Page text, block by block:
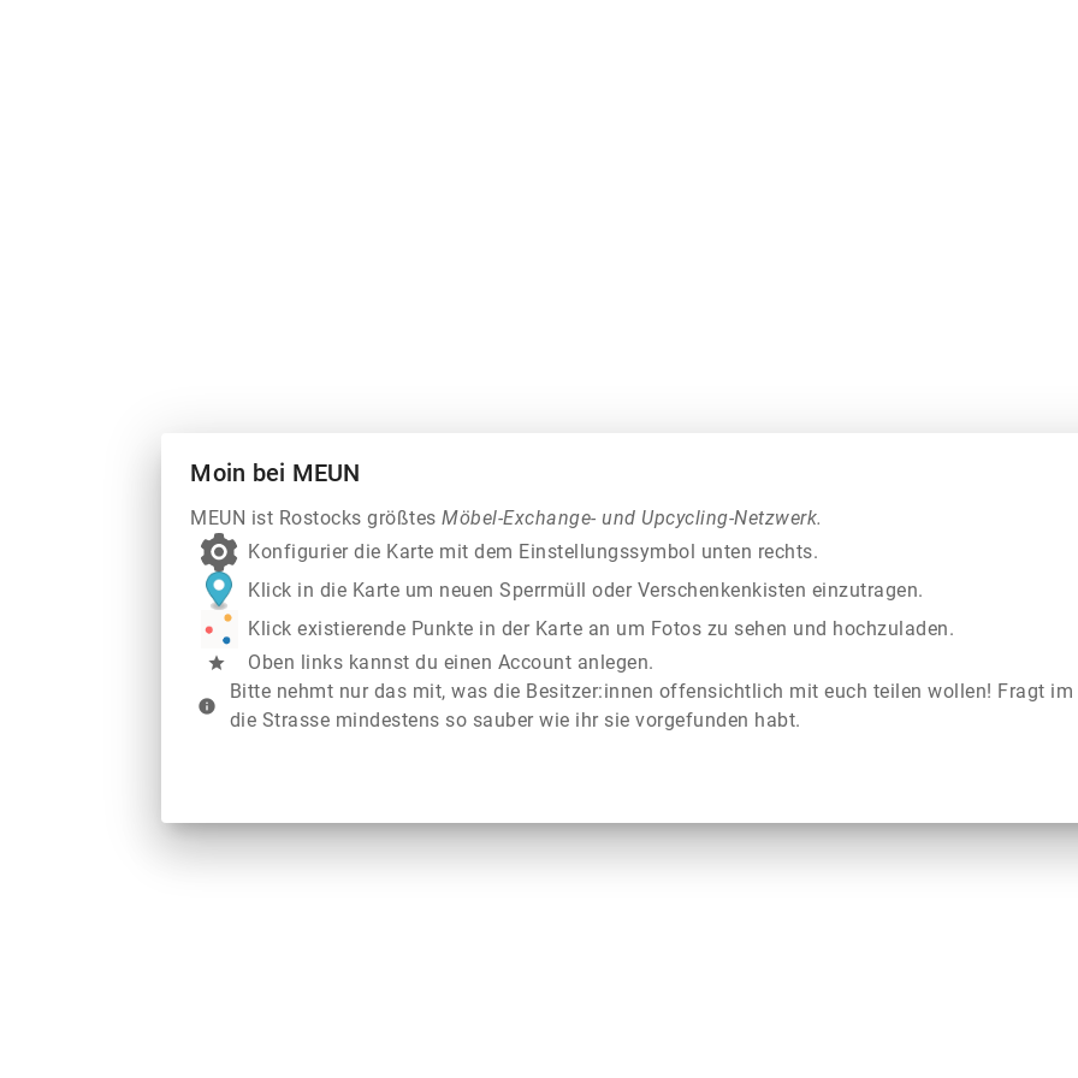
Moin bei MEUN
MEUN ist Rostocks größtesMöbel-Exchange- und Upcycling-Netzwerk.
Konfigurier die Karte mit dem Einstellungssymbol unten rechts.
Klick in die Karte um neuen Sperrmüll oder Verschenkenkisten einzutragen.
Klick existierende Punkte in der Karte an um Fotos zu sehen und hochzuladen.
star Oben links kannst du einen Account anlegen.
info
Bitte nehmt nur das mit, was die Besitzer:innen offensichtlich mit euch teilen wollen! Fragt
die Strasse mindestens so sauber wie ihr sie vorgefunden habt.